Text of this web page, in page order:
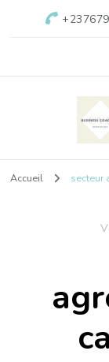
Accueil secteur